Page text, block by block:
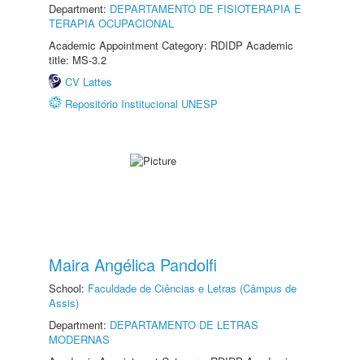
Department: DEPARTAMENTO DE FISIOTERAPIA E
TERAPIA OCUPACIONAL
Academic Appointment Category: RDIDP Academic
title: MS-3.2
CV Lattes
Repositório Institucional UNESP
Maira Angélica Pandolfi
School: Faculdade de Ciências e Letras (Câmpus de
Assis)
Department: DEPARTAMENTO DE LETRAS
MODERNAS